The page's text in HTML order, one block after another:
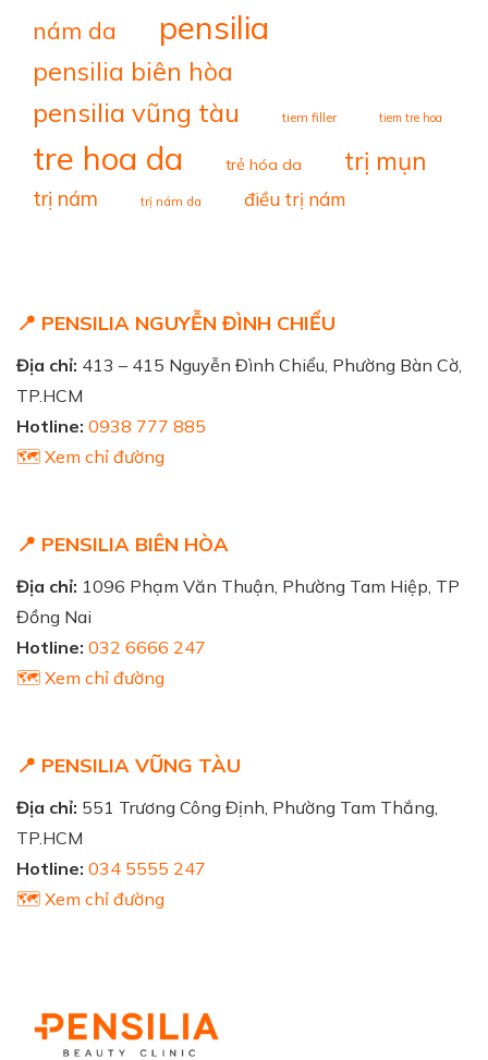
nám da pensilia
pensilia biên hòa
pensilia vũng tàu tiem filler tiem tre hoa
tre hoa da trẻ hóa da trị mụn
trị nám trị nám da điều trị nám
📍 PENSILIA NGUYỄN ĐÌNH CHIỂU
Địa chỉ: 413 – 415 Nguyễn Đình Chiểu, Phường Bàn Cờ,
TP.HCM
Hotline: 0938 777 885
🗺️ Xem chỉ đường
📍 PENSILIA BIÊN HÒA
Địa chỉ: 1096 Phạm Văn Thuận, Phường Tam Hiệp, TP
Đồng Nai
Hotline: 032 6666 247
🗺️ Xem chỉ đường
📍 PENSILIA VŨNG TÀU
Địa chỉ: 551 Trương Công Định, Phường Tam Thắng,
TP.HCM
Hotline: 034 5555 247
🗺️ Xem chỉ đường